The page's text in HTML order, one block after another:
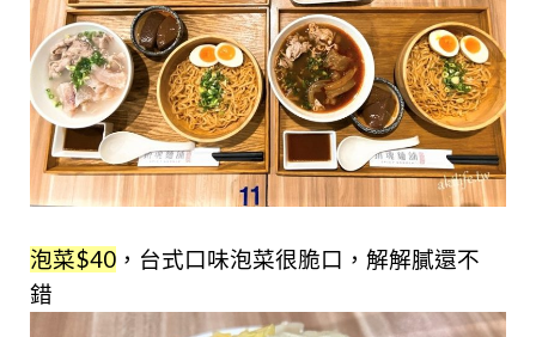
泡菜$40 ，台式口味泡菜很脆口，解解膩還不
錯